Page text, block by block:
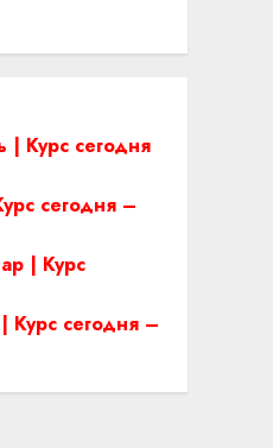
| Курс сегодня
сегодня –
| Курс
Курс сегодня –